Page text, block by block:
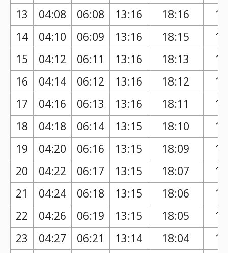
13 04:08 06:08 13:16 18:16
14
04:10 06:09 13:16 18:15
15
04:12 06:11 13:16 18:13
16
04:14 06:12 13:16 18:12
17
04:16 06:13 13:16 18:11
18
04:18 06:14 13:15 18:10
19
04:20 06:16 13:15 18:09
20
04:22 06:17 13:15 18:07
21
04:24 06:18 13:15 18:06
22
04:26 06:19 13:15 18:05
23
04:27 06:21 13:14 18:04